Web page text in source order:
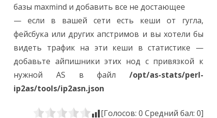
базы maxmind и добавить все не достающее
— если в вашей сети есть кеши от гугла,
фейсбука или других апстримов и вы хотели бы
видеть трафик на эти кеши в статистике —
добавьте айпишники этих нод с привязкой к
нужной AS в файл /opt/as-stats/perl-
ip2as/tools/ip2asn.json
[Голосов: 0 Средний бал: 0]